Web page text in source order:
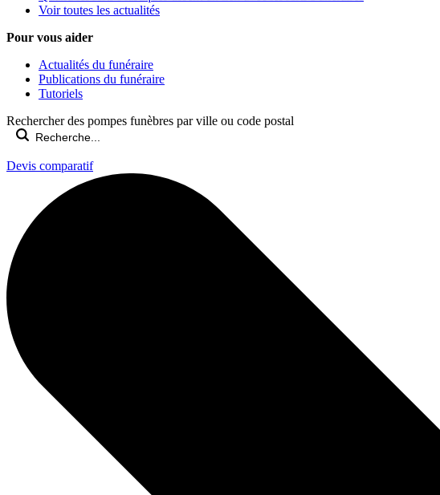
Voir toutes les actualités
Pour vous aider
Actualités du funéraire
Publications du funéraire
Tutoriels
Rechercher des pompes funèbres par ville ou code postal
Devis comparatif